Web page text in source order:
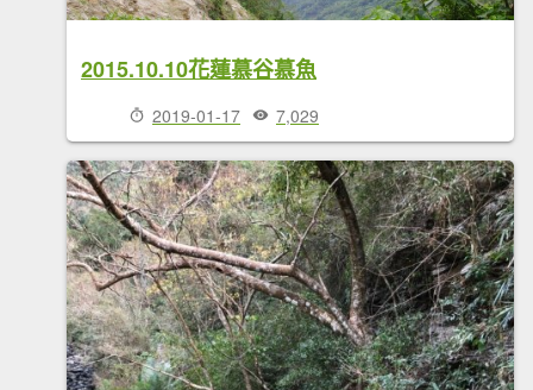
2015.10.10花蓮慕谷慕魚
2019-01-17 7,029